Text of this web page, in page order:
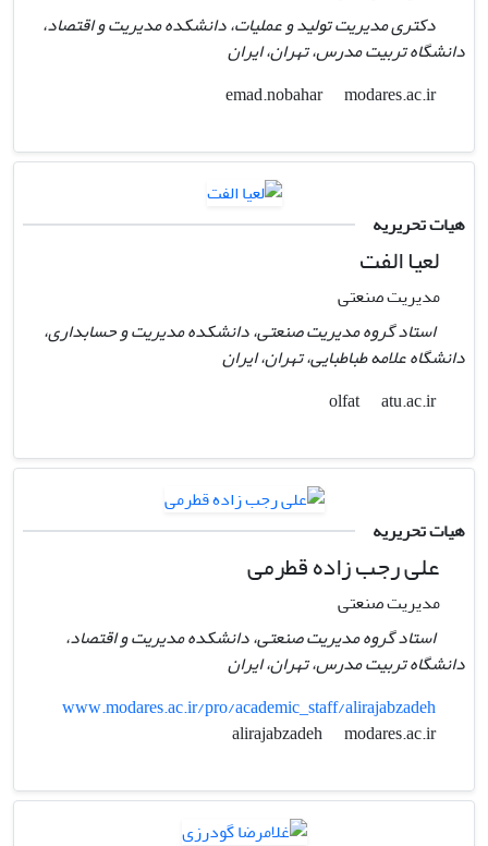
دکتری مدیریت تولید و عملیات، دانشکده مدیریت و اقتصاد،
دانشگاه تربیت مدرس، تهران، ایران
emad.nobahar
modares.ac.ir
هیات تحریریه
لعیا الفت
مدیریت صنعتی
استاد گروه مدیریت صنعتی، دانشکده مدیریت و حسابداری،
دانشگاه علامه طباطبایی، تهران، ایران
olfat
atu.ac.ir
هیات تحریریه
علی رجب زاده قطرمی
مدیریت صنعتی
استاد گروه مدیریت صنعتی، دانشکده مدیریت و اقتصاد،
دانشگاه تربیت مدرس، تهران، ایران
www.modares.ac.ir/pro/academic_staff/alirajabzadeh
alirajabzadeh
modares.ac.ir